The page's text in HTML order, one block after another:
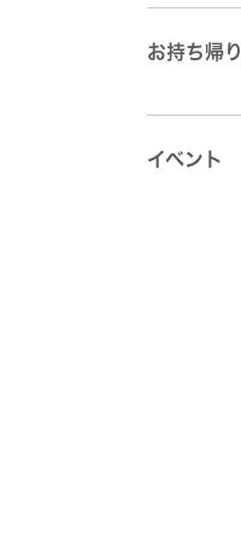
お持ち帰り
イベント